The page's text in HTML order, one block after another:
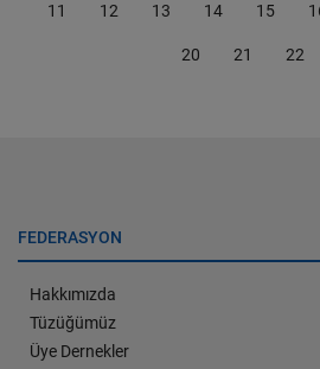
11 12 13 14 15
20 21 22
FEDERASYON
Hakkımızda
Tüzüğümüz
Üye Dernekler